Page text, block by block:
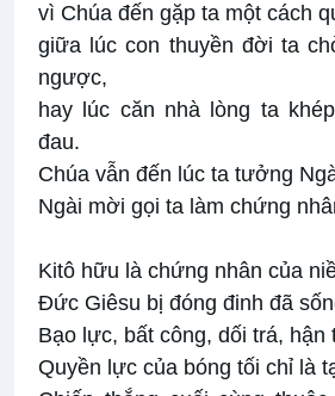
vì Chúa đến gặp ta một cách
giữa lúc con thuyền đời ta
ngược,
hay lúc căn nhà lòng ta
đau.
Chúa vẫn đến lúc ta tưởng
Ngài mời gọi ta làm chứng
Kitô hữu là chứng nhân của
Ðức Giêsu bị đóng đinh đã
Bạo lực, bất công, dối trá, hận
Quyền lực của bóng tối chỉ là